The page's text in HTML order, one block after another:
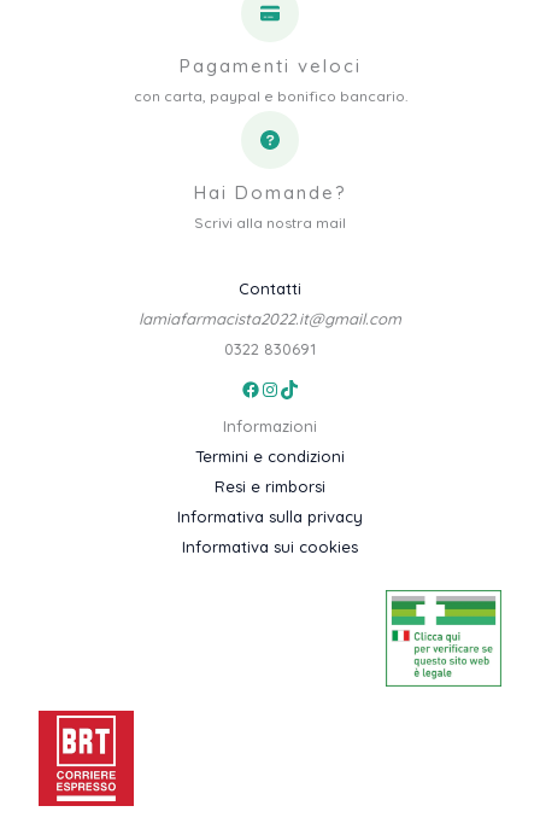
Pagamenti veloci
con carta, paypal e bonifico bancario.
Hai Domande?
Scrivi alla nostra mail
Contatti
lamiafarmacista2022.it@gmail.com
0322 830691
Facebook
Instagram
TikTok
Informazioni
Termini e condizioni
Resi e rimborsi
Informativa sulla privacy
Informativa sui cookies